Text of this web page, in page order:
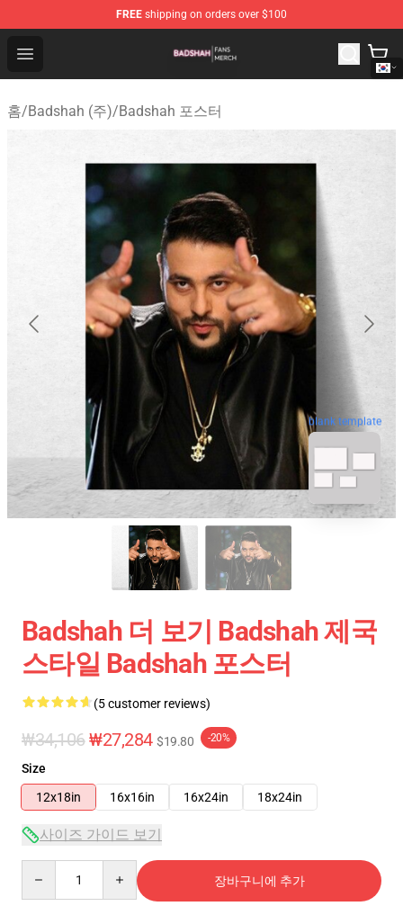
FREE shipping on orders over $100
Open menu
Badshah Shop - Official Badshah Merchandise Store
홈/Badshah (주)/Badshah 포스터
blank template
Badshah 더 보기 Badshah 제국
스타일 Badshah 포스터
(5 customer reviews)
₩34,106₩27,284 $19.80 -20%
Size
12x18in
16x16in 16x24in 18x24in
사이즈 가이드 보기
장바구니에 추가